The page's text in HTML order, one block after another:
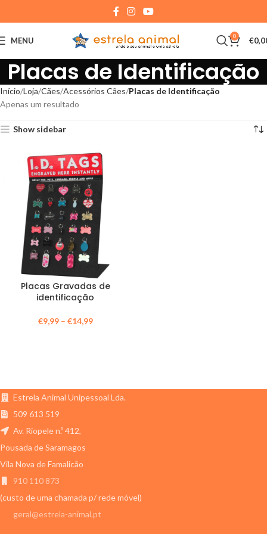
MENU 0 €
Placas de Identificação
Início Loja Cães Acessórios Cães Placas de Identificação
Apenas um resultado
Show sidebar
Placas Gravadas de
identificação
€9,99– €14,99
Estrela Animal Unipessoal Lda.
509 613 519
Av. Riopele n.º 412,
Pousada de Saramagos
Vila Nova de Famalicão
910 110 873
(custo de uma chamada p/ rede móvel)
geral@estrela-animal.pt